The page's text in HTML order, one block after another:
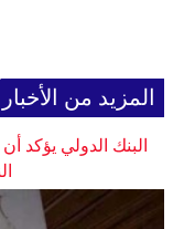
المزيد من الأخبار
البنك الدولي يؤكد